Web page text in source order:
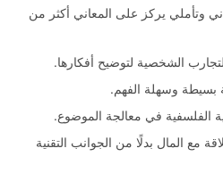
وتأملي يركز على المعاني أكثر من
الشخصية لتوضيح أفكارها.
بسيطة وسهلة الفهم.
الفلسفية في معالجة الموضوع.
مع المال بدلًا من الجوانب التقنية